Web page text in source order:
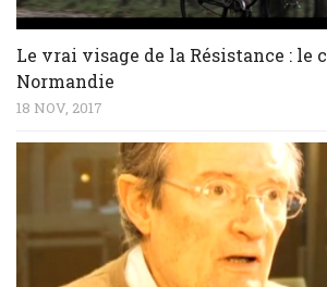
Le vrai visage de la Résistance : le
Normandie
18 NOV, 2017